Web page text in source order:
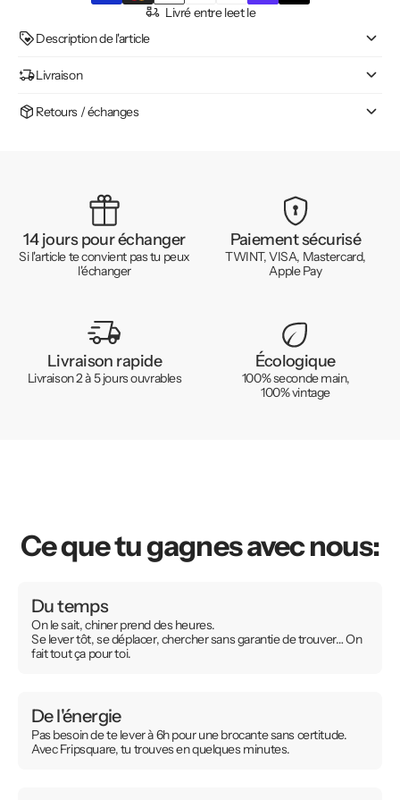
Livré entre leet le
Description de l'article
Livraison
Retours / échanges
14 jours pour échanger
Si l'article te convient pas tu peux
l'échanger
Paiement sécurisé
TWINT, VISA, Mastercard,
Apple Pay
Livraison rapide
Livraison 2 à 5 jours ouvrables
Écologique
100% seconde main,
100% vintage
Ce que tu gagnes avec nous:
Du temps
On le sait, chiner prend des heures.
Se lever tôt, se déplacer, chercher sans garantie de trouver… On
fait tout ça pour toi.
De l'énergie
Pas besoin de te lever à 6h pour une brocante sans certitude.
Avec Fripsquare, tu trouves en quelques minutes.